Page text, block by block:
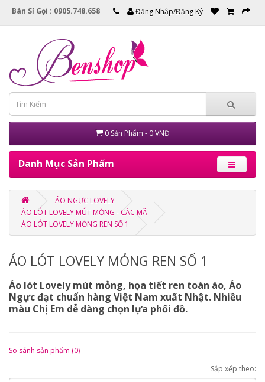
Bán Sỉ Gọi : 0905.748.658 Đăng Nhập/Đăng Ký
0 Sản Phẩm - 0 VNĐ
Danh Mục Sản Phẩm
ÁO NGỰC LOVELY
ÁO LÓT LOVELY MÚT MỎNG - CÁC MÃ
ÁO LÓT LOVELY MỎNG REN SỐ 1
ÁO LÓT LOVELY MỎNG REN SỐ 1
Áo lót Lovely mút mỏng, họa tiết ren toàn áo, Áo
Ngực đạt chuẩn hàng Việt Nam xuất Nhật. Nhiều
màu Chị Em dễ dàng chọn lựa phối đồ.
So sánh sản phẩm (0)
Sắp xếp theo: